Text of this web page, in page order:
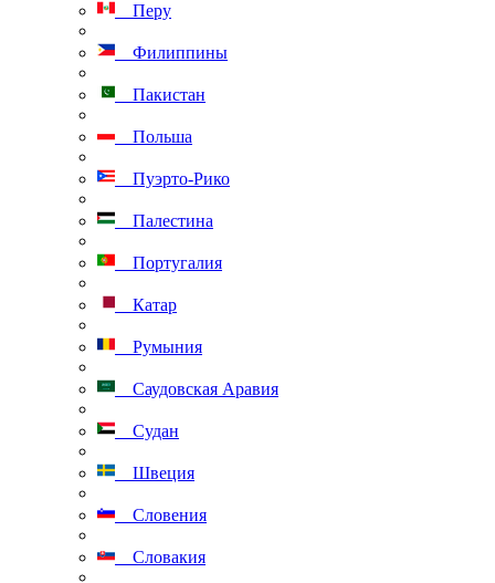
Перу
Филиппины
Пакистан
Польша
Пуэрто-Рико
Палестина
Португалия
Катар
Румыния
Саудовская Аравия
Судан
Швеция
Словения
Словакия